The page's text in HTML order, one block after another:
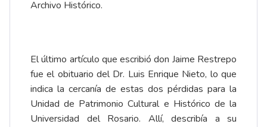
Archivo Histórico.
El último artículo que escribió don Jaime Restrepo
fue el obituario del Dr. Luis Enrique Nieto, lo que
indica la cercanía de estas dos pérdidas para la
Unidad de Patrimonio Cultural e Histórico de la
Universidad del Rosario. Allí, describía a su